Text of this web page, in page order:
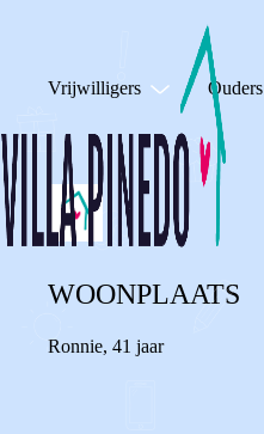
Vrijwilligers Ouders
WOONPLAATS
Ronnie, 41 jaar